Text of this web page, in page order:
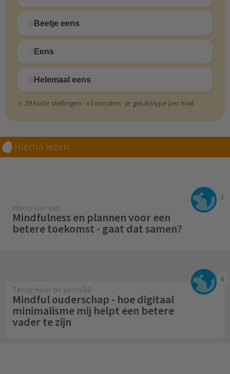
Beetje eens
Eens
Helemaal eens
✓ 29 korte stellingen · ±3 minuten · je gelukstype per mail
Hierna lezen
1
Hoop van wel
Mindfulness en plannen voor een
betere toekomst - gaat dat samen?
6
Terug naar de jaren 80
Mindful ouderschap - hoe digitaal
minimalisme mij helpt een betere
vader te zijn